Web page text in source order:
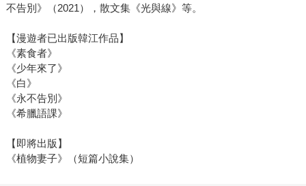
不告別》（2021），散文集《光與線》等。
【漫遊者已出版韓江作品】
《素食者》
《少年來了》
《白》
《永不告別》
《希臘語課》
【即將出版】
《植物妻子》（短篇小說集）